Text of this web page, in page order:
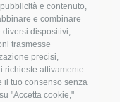
e contenuto,
e combinare
diversi dispositivi,
trasmesse
precisi,
richieste attivamente.
il tuo consenso senza
"Accetta cookie,"